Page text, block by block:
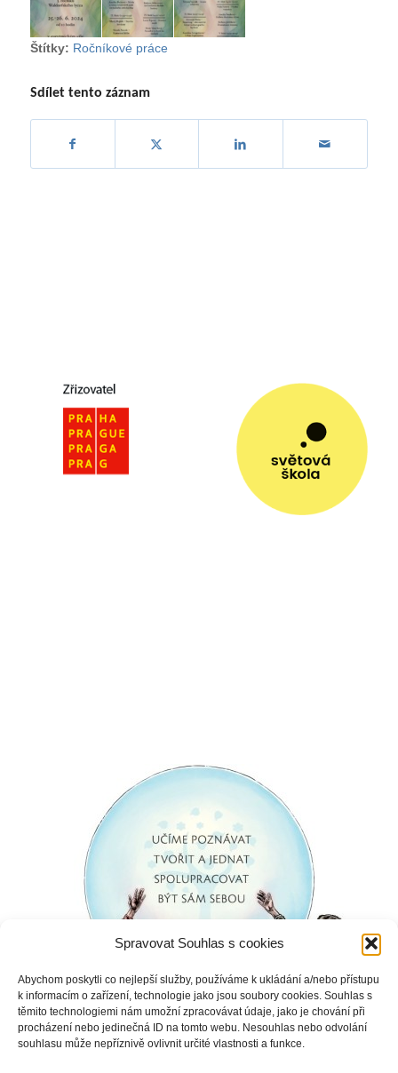
Spravovat Souhlas s cookies
Abychom poskytli co nejlepší služby, používáme k ukládání a/nebo přístupu
k informacím o zařízení, technologie jako jsou soubory cookies. Souhlas s
těmito technologiemi nám umožní zpracovávat údaje, jako je chování při
procházení nebo jedinečná ID na tomto webu. Nesouhlas nebo odvolání
souhlasu může nepříznivě ovlivnit určité vlastnosti a funkce.
Štítky: Ročníkové práce
Sdílet tento záznam